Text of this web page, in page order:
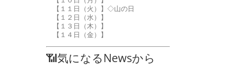
【１１日（火）】◇山の日
【１２日（水）】
【１３日（木）】
【１４日（金）】
📶気になるNewsから